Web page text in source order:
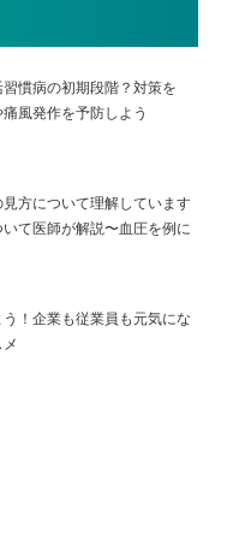
慣病の初期段階？対策を
風発作を予防しよう
方について理解しています
て医師が解説〜血圧を例に
！企業も従業員も元気にな